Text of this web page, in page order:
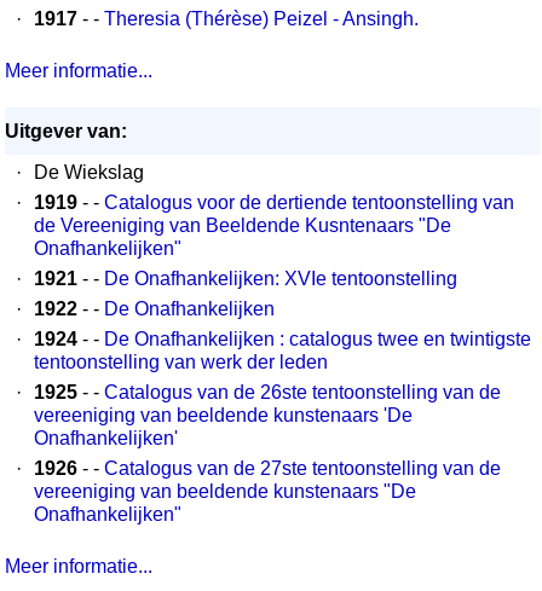
·
1917 - - Theresia (Thérèse) Peizel - Ansingh.
Meer informatie...
Uitgever van:
·
De Wiekslag
·
1919 - - Catalogus voor de dertiende tentoonstelling van
de Vereeniging van Beeldende Kusntenaars "De
Onafhankelijken"
·
1921 - - De Onafhankelijken: XVIe tentoonstelling
·
1922 - - De Onafhankelijken
·
1924 - - De Onafhankelijken : catalogus twee en twintigste
tentoonstelling van werk der leden
·
1925 - - Catalogus van de 26ste tentoonstelling van de
vereeniging van beeldende kunstenaars 'De
Onafhankelijken'
·
1926 - - Catalogus van de 27ste tentoonstelling van de
vereeniging van beeldende kunstenaars "De
Onafhankelijken"
Meer informatie...